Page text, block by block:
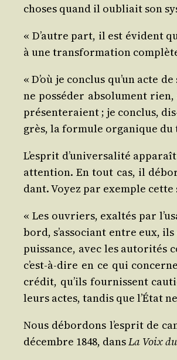
choses quand il oubliait son
« D’autre part, il est évident
à une trans­for­ma­tion
« D’où je conclus qu’un acte
ne pos­sé­der abso­lu­ment
pré­sen­te­raient ; je conclus,
grès, la for­mule orga­nique
L’es­prit d’u­ni­ver­sa­li­té
atten­tion. En tout cas, il
dant. Voyez par exemple
« Les ouvriers, exal­tés par
bord, s’as­so­ciant entre eux,
puis­sance, avec les auto­ri­tés
c’est-à-dire en ce qui
cré­dit, qu’ils four­nissent
leurs actes, tan­dis que l’É­tat
Nous débor­dons l’es­prit de
décembre 1848, dansLa Voix